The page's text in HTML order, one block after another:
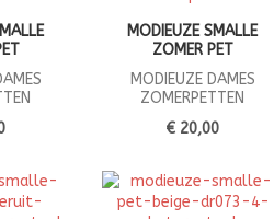
MODIEUZE SMALLE
ZOMER PET
MODIEUZE DAMES
ZOMERPETTEN
€ 20,00